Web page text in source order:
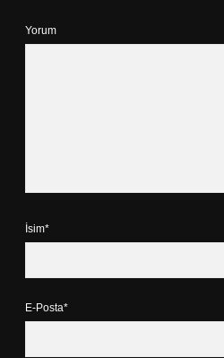
Yorum
İsim*
E-Posta*